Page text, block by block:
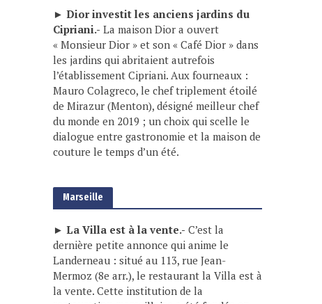
► Dior investit les anciens jardins du
Cipriani.- La maison Dior a ouvert
« Monsieur Dior » et son « Café Dior » dans
les jardins qui abritaient autrefois
l’établissement Cipriani. Aux fourneaux :
Mauro Colagreco, le chef triplement étoilé
de Mirazur (Menton), désigné meilleur chef
du monde en 2019 ; un choix qui scelle le
dialogue entre gastronomie et la maison de
couture le temps d’un été.
Marseille
► La Villa est à la vente.- C’est la
dernière petite annonce qui anime le
Landerneau : situé au 113, rue Jean-
Mermoz (8e arr.), le restaurant la Villa est à
la vente. Cette institution de la